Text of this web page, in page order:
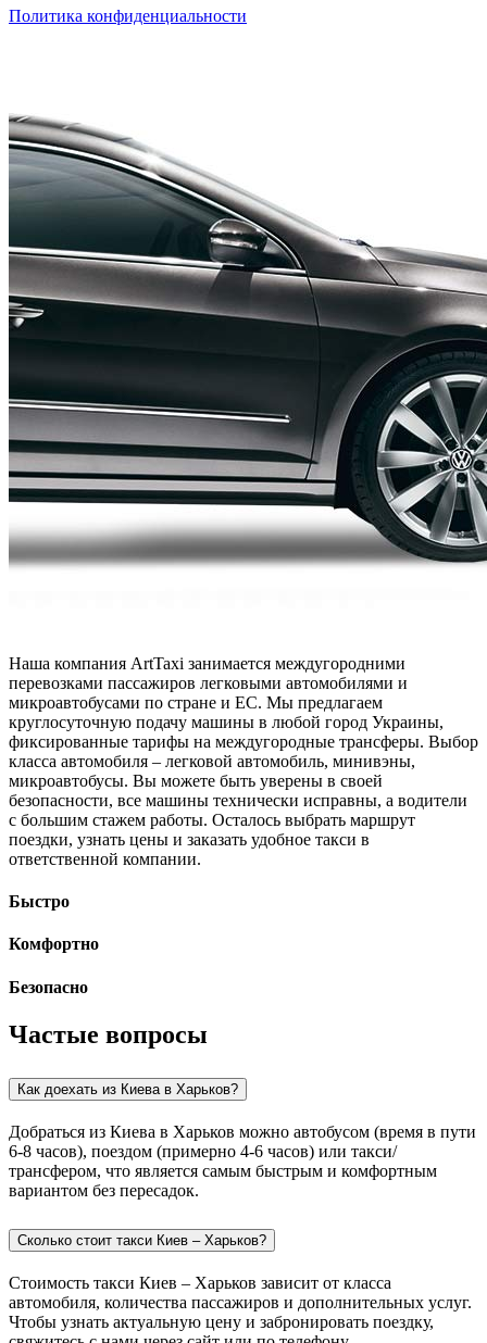
Политика конфиденциальности
Наша компания ArtTaxi занимается междугородними
перевозками пассажиров легковыми автомобилями и
микроавтобусами по стране и ЕС. Мы предлагаем
круглосуточную подачу машины в любой город Украины,
фиксированные тарифы на междугородные трансферы. Выбор
класса автомобиля – легковой автомобиль, минивэны,
микроавтобусы. Вы можете быть уверены в своей
безопасности, все машины технически исправны, а водители
с большим стажем работы. Осталось выбрать маршрут
поездки, узнать цены и заказать удобное такси в
ответственной компании.
Быстро
Комфортно
Безопасно
Частые вопросы
Как доехать из Киева в Харьков?
Добраться из Киева в Харьков можно автобусом (время в пути
6-8 часов), поездом (примерно 4-6 часов) или такси/
трансфером, что является самым быстрым и комфортным
вариантом без пересадок.
Сколько стоит такси Киев – Харьков?
Стоимость такси Киев – Харьков зависит от класса
автомобиля, количества пассажиров и дополнительных услуг.
Чтобы узнать актуальную цену и забронировать поездку,